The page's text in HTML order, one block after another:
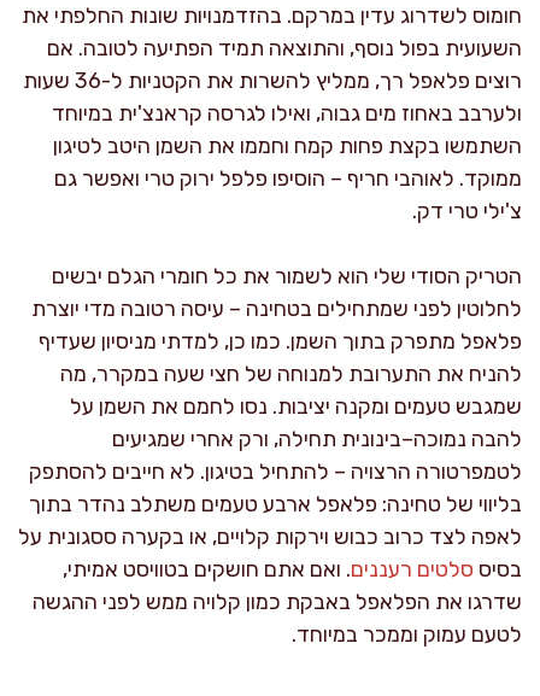
חומוס לשדרוג עדין במרקם. בהזדמנויות שונות החלפתי את
השעועית בפול נוסף, והתוצאה תמיד הפתיעה לטובה. אם
רוצים פלאפל רך, ממליץ להשרות את הקטניות ל-36 שעות
ולערבב באחוז מים גבוה, ואילו לגרסה קראנצ'ית במיוחד
השתמשו בקצת פחות קמח וחממו את השמן היטב לטיגון
ממוקד. לאוהבי חריף – הוסיפו פלפל ירוק טרי ואפשר גם
צ'ילי טרי דק.
הטריק הסודי שלי הוא לשמור את כל חומרי הגלם יבשים
לחלוטין לפני שמתחילים בטחינה – עיסה רטובה מדי יוצרת
פלאפל מתפרק בתוך השמן. כמו כן, למדתי מניסיון שעדיף
להניח את התערובת למנוחה של חצי שעה במקרר, מה
שמגבש טעמים ומקנה יציבות. נסו לחמם את השמן על
להבה נמוכה–בינונית תחילה, ורק אחרי שמגיעים
לטמפרטורה הרצויה – להתחיל בטיגון. לא חייבים להסתפק
בליווי של טחינה: פלאפל ארבע טעמים משתלב נהדר בתוך
לאפה לצד כרוב כבוש וירקות קלויים, או בקערה ססגונית על
בסיס סלטים רעננים. ואם אתם חושקים בטוויסט אמיתי,
שדרגו את הפלאפל באבקת כמון קלויה ממש לפני ההגשה
לטעם עמוק וממכר במיוחד.